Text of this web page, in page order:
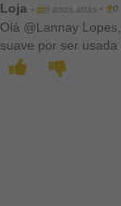
Loja • 3 anos atrás • 0
Olá @Lannay
suave por ser